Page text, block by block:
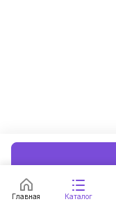
Главная Каталог